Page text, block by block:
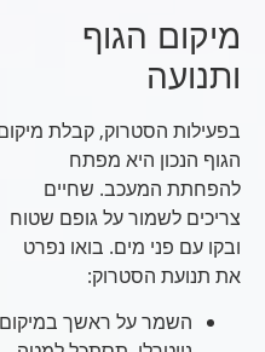
מיקום הגוף
ותנועה
בפעילות הסטרוק, קבלת מיקום
הגוף הנכון היא מפתח
להפחתת המעכב. שחיים
צריכים לשמור על גופם שטוח
ובקו עם פני מים. בואו נפרט
את תנועת הסטרוק:
השמר על ראשך במיקום